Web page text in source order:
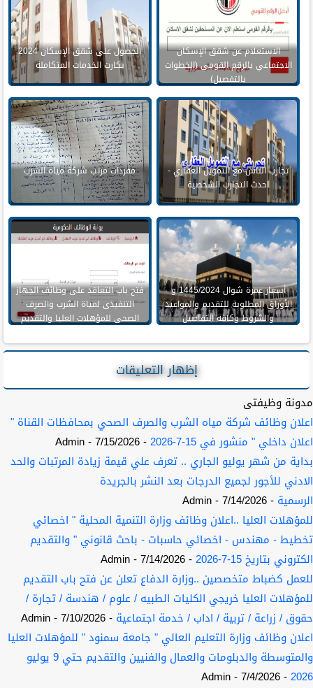
الاستعلام عن شقق الإسكان
الاجتماعي بالرقم القومي (الخطوات
بالتفصيل)
الحصول على شقق الإسكان 2024
بكارت الخدمات المتكاملة
تجارب الناس مع التمويل العقاري -
احدث التجارب الشخصية
مفردات مرتب شركة مياه الشرب
أسعار عمرة شوال 1445/2024 و
الأوراق المطلوبة للتقديم والمواعيد
والشروط وكافة التفاصيل
فتح باب التعاقد على وظائف الجهاز
التنفيذى لمياة الشرب والصرف
الصحى للمؤهلات العليا والتقديم
إظهار التعليقات
مدونة وظيفتى
اعلان وظائف شركة مياه الشرب والصرف الصحي بمحافظات القناة "
اعلان داخلي " منشور في 15-7-2026
- 7/15/2026
- Admin
بداية من شهر يوليو الجاري .. تعرف علي قيمة زيادة المرتبات والحد
الادني للأجور لجميع الدرجات بعد النشر بالجريدة
الرسمية - 7/14/2026
- Admin
للمؤهلات العليا ..اعلان وظائف وزارة التنمية المحلية " اخصائي
تخطيط - مهندس - اخصائي حاسبات - باحث قانوني " والتقديم
الكتروني بتاريخ 15-7-2026
- 7/14/2026
- Admin
للعمل كضباط متخصصين ..وزارة الدفاع تعلن عن فتح باب التقديم
للمؤهلات العليا خريجي الكليات الطبيه / علوم / هندسة / تجارة /
حقوق / زراعة / تربية / اداب / خدمة اجتماعية - 7/10/2026
- Admin
اعلان وظائف وزارة التعليم العالي " جامعة سمنود " للمؤهلات العليا
والمتوسطة والدبلومات والعمال والفنيين والتقديم حتي 9 يوليو
2026
- 7/4/2026
- Admin